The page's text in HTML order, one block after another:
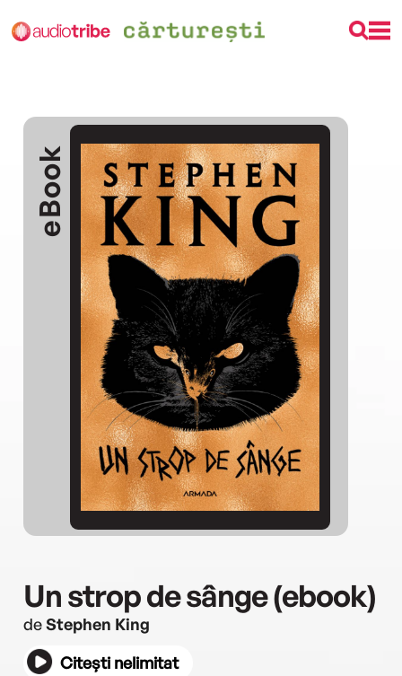
eBook
Un strop de sânge (ebook)
deStephen King
Citești nelimitat